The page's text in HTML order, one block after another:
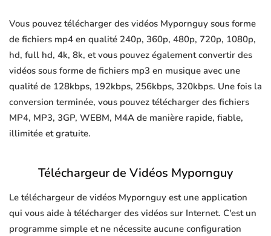
Vous pouvez télécharger des vidéos Mypornguy sous forme
de fichiers mp4 en qualité 240p, 360p, 480p, 720p, 1080p,
hd, full hd, 4k, 8k, et vous pouvez également convertir des
vidéos sous forme de fichiers mp3 en musique avec une
qualité de 128kbps, 192kbps, 256kbps, 320kbps. Une fois la
conversion terminée, vous pouvez télécharger des fichiers
MP4, MP3, 3GP, WEBM, M4A de manière rapide, fiable,
illimitée et gratuite.
Téléchargeur de Vidéos Mypornguy
Le téléchargeur de vidéos Mypornguy est une application
qui vous aide à télécharger des vidéos sur Internet. C'est un
programme simple et ne nécessite aucune configuration